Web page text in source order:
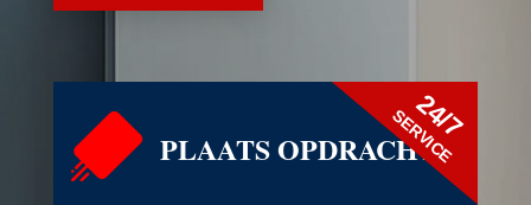
PLAATS OPDRACHT
24/7
SERVICE